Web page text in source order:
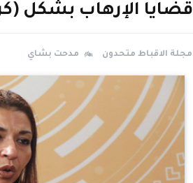
قضايا الإرهاب بشكل
مجلة الاقباط متحدون مدحت بشاي